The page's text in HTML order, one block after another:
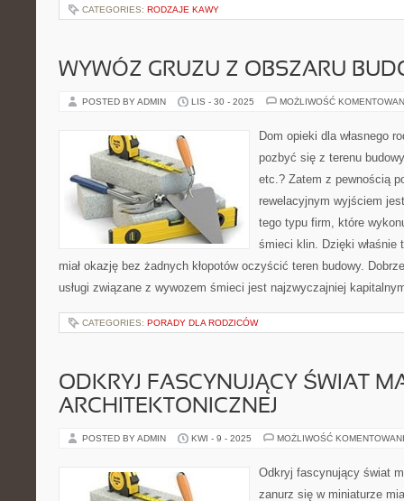
CATEGORIES: RODZAJE KAWY
WYWÓZ GRUZU Z OBSZARU
POSTED BY ADMIN LIS - 30 - 2025 MOŻLIWOŚĆ
Dom opieki dla własnego
pozbyć się z terenu
etc.? Zatem z pewnością
rewelacyjnym wyjściem
tego typu firm, które
śmieci klin. Dzięki właśnie
miał okazję bez żadnych kłopotów oczyścić teren budowy.
usługi związane z wywozem śmieci jest najzwyczajniej
CATEGORIES: PORADY DLA RODZICÓW
ODKRYJ FASCYNUJĄCY ŚWIAT
ARCHITEKTONICZNEJ
POSTED BY ADMIN KWI - 9 - 2025 MOŻLIWOŚĆ
Odkryj fascynujący świat
zanurz się w miniaturze